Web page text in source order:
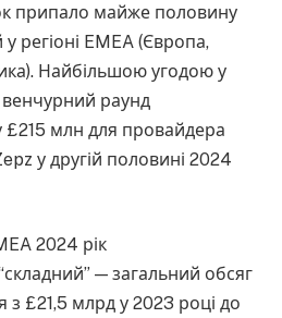
припало майже половину
у регіоні EMEA (Європа,
Найбільшою угодою у
венчурний раунд
£215 млн для провайдера
у другій половині 2024
2024 рік
— загальний обсяг
з £21,5 млрд у 2023 році до